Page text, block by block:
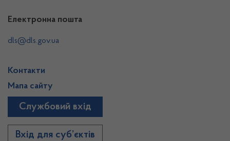
Електронна пошта
dls@dls.gov.ua
Контакти
Мапа сайту
Службовий вхід
Вхід для суб’єктів